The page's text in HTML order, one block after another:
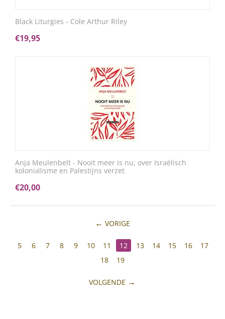
Black Liturgies - Cole Arthur Riley
€19,95
Anja Meulenbelt - Nooit meer is nu; over Israëlisch
kolonialisme en Palestijns verzet
€20,00
VORIGE
5 6 7 8 9 10 11 12 13 14 15 16
17
18
19
VOLGENDE